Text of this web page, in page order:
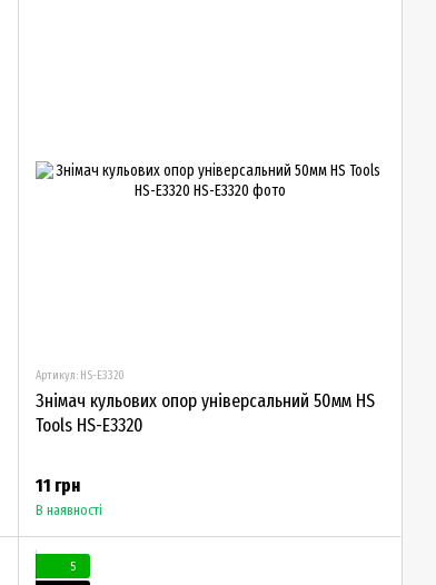
Артикул: HS-E3320
Знімач кульових опор універсальний 50мм HS
Tools HS-E3320
11 грн
В наявності
5